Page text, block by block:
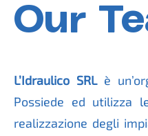
Our
L’Idraulico SRL è
Possiede ed utilizza
realizzazione degli